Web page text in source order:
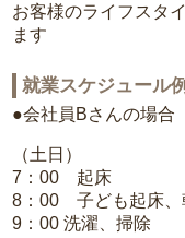
お客様のライフスタ
ます
就業スケジュール例
●会社員Bさんの場合
（土日）
7：00 起床
8：00 子ども起床、
9：00 洗濯、掃除